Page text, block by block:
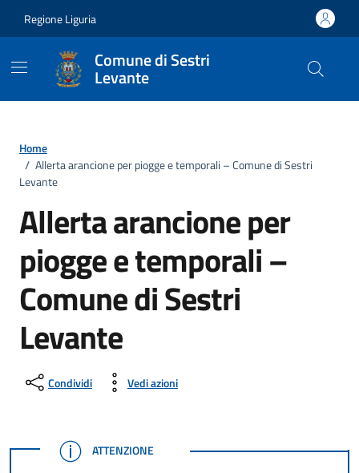
Regione Liguria
Comune di Sestri
Levante
Home
/ Allerta arancione per piogge e temporali – Comune di Sestri
Levante
Allerta arancione per
piogge e temporali –
Comune di Sestri
Levante
Condividi Vedi azioni
ATTENZIONE
ATTENZIONE